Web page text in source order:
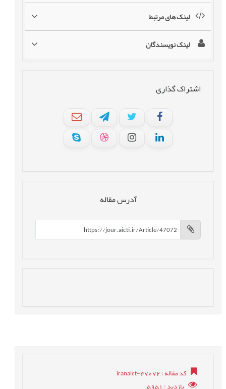
لینک های مرتبط
لینک نویسندگان
اشتراک گذاری
آدرس مقاله
کد مقاله: iranaict-47072